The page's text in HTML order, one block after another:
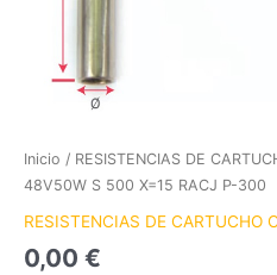
Inicio / RESISTENCIAS DE
48V50W S 500 X=15 RACJ P-300
RESISTENCIAS DE CARTUCHO
0,00 €